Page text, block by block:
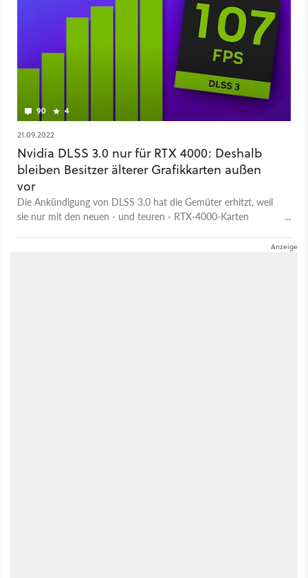
90 4
21.09.2022
Nvidia DLSS 3.0 nur für RTX 4000: Deshalb
bleiben Besitzer älterer Grafikkarten außen
vor
Die Ankündigung von DLSS 3.0 hat die Gemüter erhitzt, weil
sie nur mit den neuen - und teuren - RTX-4000-Karten